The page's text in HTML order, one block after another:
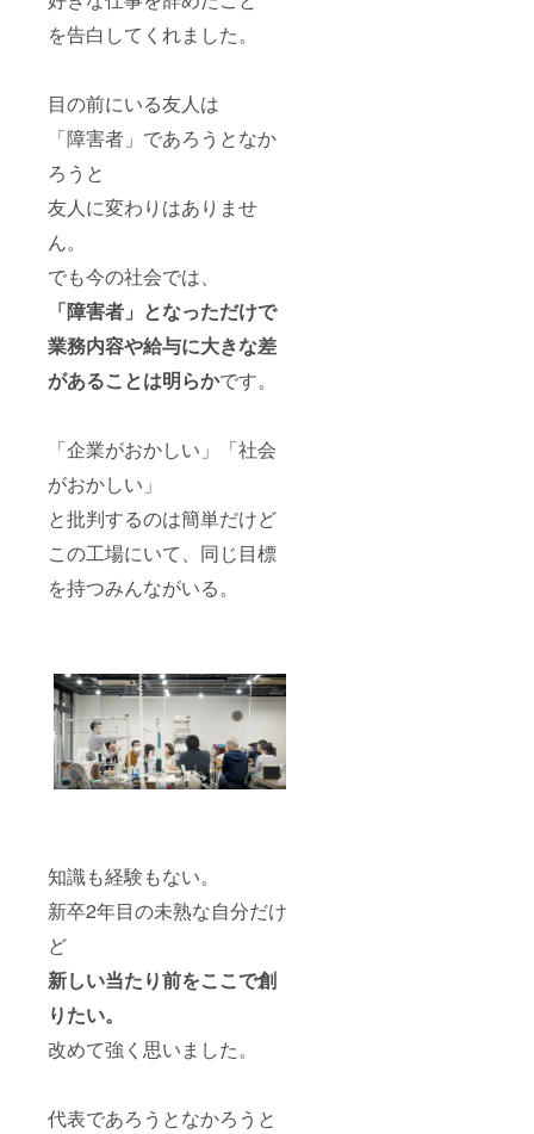
を告白してくれました。
目の前にいる友人は
「障害者」であろうとなか
ろうと
友人に変わりはありませ
ん。
でも今の社会では、
「障害者」となっただけで
業務内容や給与に大きな差
があることは明らかです。
「企業がおかしい」「社会
がおかしい」
と批判するのは簡単だけど
この工場にいて、同じ目標
を持つみんながいる。
知識も経験もない。
新卒2年目の未熟な自分だけ
ど
新しい当たり前をここで創
りたい。
改めて強く思いました。
代表であろうとなかろうと